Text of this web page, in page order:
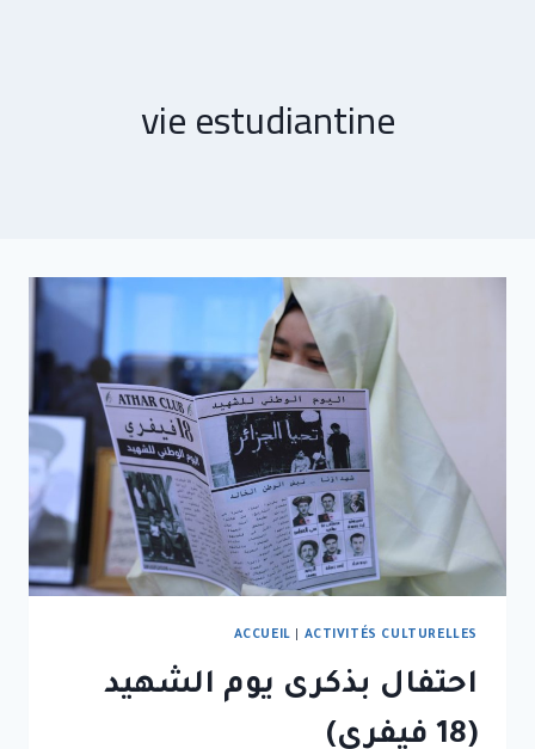
vie estudiantine
ACCUEIL ACTIVITÉS CULTURELLES
احتفال بذكرى يوم الشهيد
(18 فيفري)